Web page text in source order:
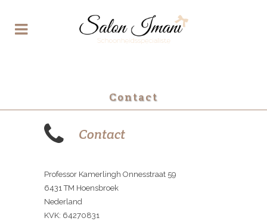
Contact
Contact
Professor Kamerlingh Onnesstraat 59
6431 TM Hoensbroek
Nederland
KVK: 64270831